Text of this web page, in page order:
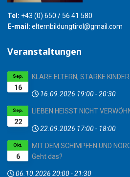
Tel: +43 (0) 650 / 56 41 580
E-mail: elternbildungtirol@gmail.com
Veranstaltungen
16
Sep. KLARE ELTERN, STARKE KINDER
16.09.2026 19:00-20:30
22
Sep. LIEBEN HEISST NICHT
22.09.2026 17:00- 18:00
6
Okt.
MIT DEM SCHIMPFEN UND
Geht das?
06.10.2026 20:00-21:30